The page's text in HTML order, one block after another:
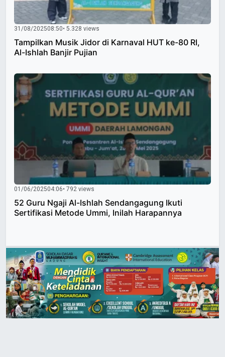
31/08/202508:50• 5.328 views
Tampilkan Musik Jidor di Karnaval HUT ke-80 RI,
Al-Ishlah Banjir Pujian
01/06/202504:06• 792 views
52 Guru Ngaji Al-Ishlah Sendangagung Ikuti
Sertifikasi Metode Ummi, Inilah Harapannya